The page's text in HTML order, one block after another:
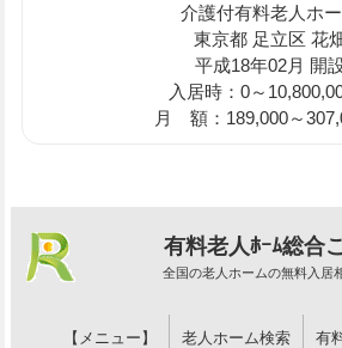
介護付有料老人ホ
東京都 足立区 花
平成18年02月 開
入居時：0～
月 額：189,000～
有料老人ﾎｰﾑ総合
全国の老人ホームの無料入居
【メニュー】 老人ホーム検索 有